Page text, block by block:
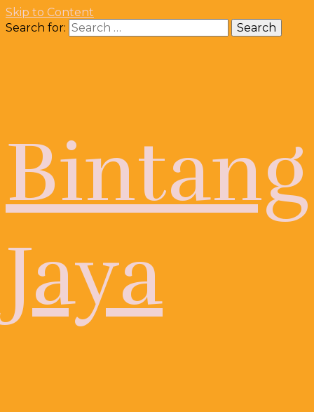
Skip to Content
Search for:
Bintang
Jaya